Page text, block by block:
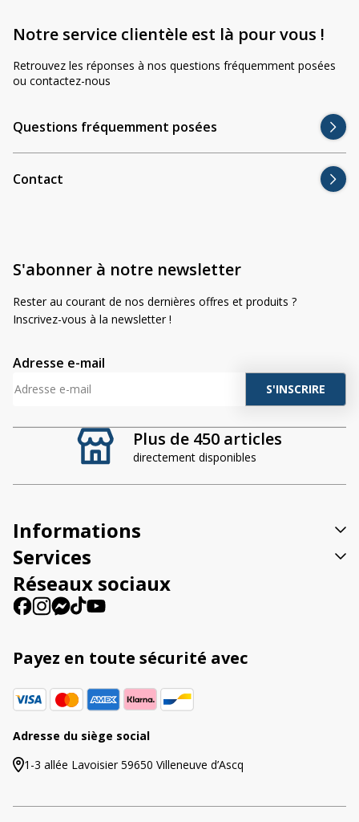
Plus de 450 articles
directement disponibles
Notre service clientèle est là pour vous !
Retrouvez les réponses à nos questions fréquemment posées
ou contactez-nous
Questions fréquemment posées
Contact
S'abonner à notre newsletter
Rester au courant de nos dernières offres et produits ?
Inscrivez-vous à la newsletter !
Adresse e-mail
A
t
i
v
e
:
Informations
Services
Réseaux sociaux
Payez en toute sécurité avec
Adresse du siège social
1-3 allée Lavoisier 59650 Villeneuve d’Ascq